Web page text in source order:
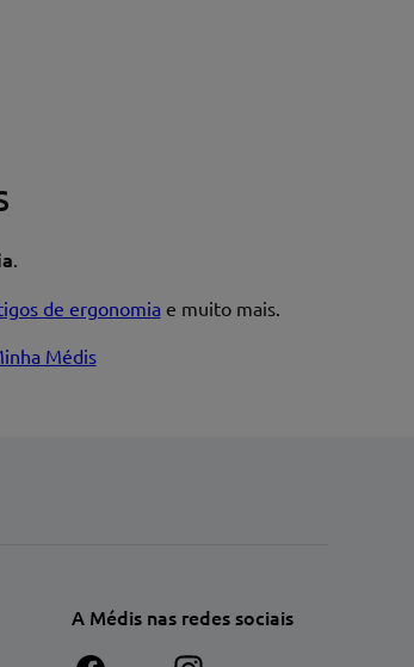
.
de ergonomia e muito mais.
Médis
A Médis nas redes sociais